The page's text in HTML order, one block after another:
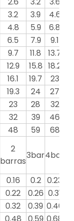
3.2 3.9 4.6
4.8 5.9 6.8
6.5 7.9 9.1
9.7 11.8 13.7
12.9 15.8 18.2
16.1 19.7 23
19.3 24 27
23 28 32
32 39 46
48 59 68
2
barras
3bar4bar
0.16 0.2 0.23
0.22 0.26 0.31
0.32 0.39 0.46